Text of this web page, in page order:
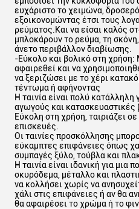
ευχάριστο το χειμώνα, δροσερό
εξοικονομώντας έτσι τους
ρεύματος.Και να είσαι καλός
μπλοκάρουν το ρεύμα, τη
άνετο περιβάλλον διαβίωσης.
-Εύκολο και βολικό στη
αφαιρεθεί και να
να ξεριζώσει με το χέρι
τέντωμα ή αφήνοντας
Η ταινία είναι πολύ
αγωγούς και κατασκευαστικές
Εύκολη στη χρήση, ταιριάζει
επισκευές.
Οι ταινίες προσκόλλησης
εύκαμπτες επιφάνειες όπως
συμπαγές ξύλο, τούβλα και
Η ταινία είναι ιδανική για μια
σκυρόδεμα, μέταλλο και
να κολλήσει χωρίς να
χάλι στις επιφάνειες ή αν θα
θα αφαιρέσει το χρώμα ή το